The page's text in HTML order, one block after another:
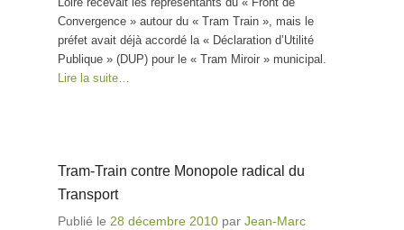
Convergence » autour du « Tram Train », mais le
préfet avait déjà accordé la « Déclaration d’Utilité
Publique » (DUP) pour le « Tram Miroir » municipal.
Lire la suite…
Tram-Train contre Monopole radical du
Transport
Publié le 28 décembre 2010 par Jean-Marc